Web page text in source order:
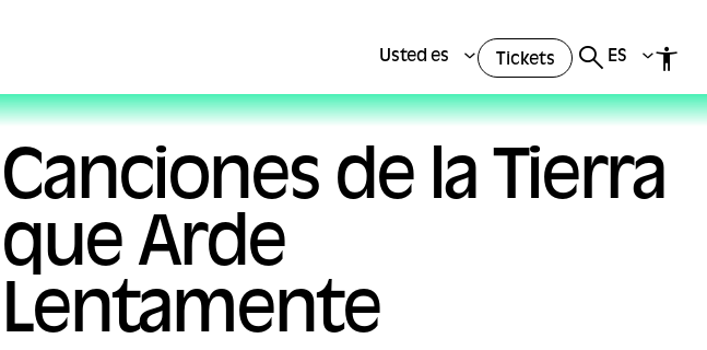
Usted es Tickets ES
Canciones de la Tierra
que Arde
Lentamente